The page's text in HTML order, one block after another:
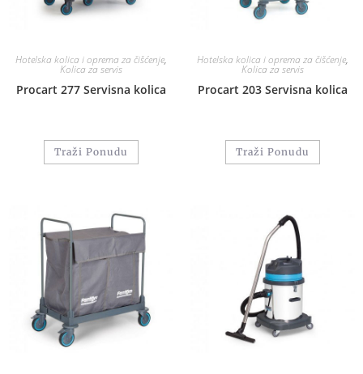
Hotelska kolica i oprema za čišćenje,
Kolica za servis
Procart 277 Servisna kolica
Traži Ponudu
Hotelska kolica i oprema za čišćenje,
Kolica za servis
Procart 203 Servisna kolica
Traži Ponudu